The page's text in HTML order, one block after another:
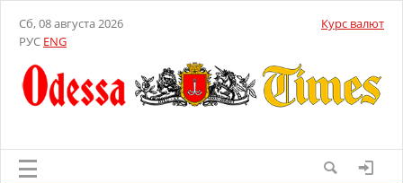
Сб, 08 августа 2026
РУС ENG
Курс валют